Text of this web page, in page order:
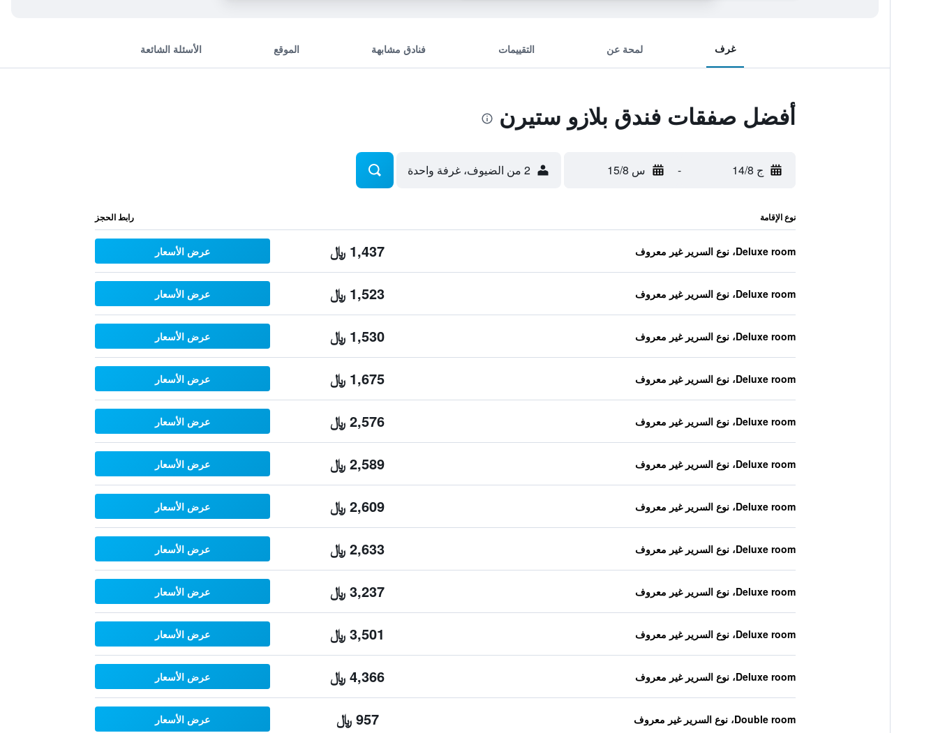
غرف لمحة عن التقييمات فنادق مشابهة الموقع الأسئلة الشائعة
أفضل صفقات فندق بلازو ستيرن
ج 14/8 - س 15/8 2 من الضيوف، غرفة واحدة
نوع الإقامة رابط الحجز
Deluxe room، نوع السرير غير معروف 1,437 ﷼ عرض الأسعار
Deluxe room، نوع السرير غير معروف 1,523 ﷼ عرض الأسعار
Deluxe room، نوع السرير غير معروف 1,530 ﷼ عرض الأسعار
Deluxe room، نوع السرير غير معروف 1,675 ﷼ عرض الأسعار
Deluxe room، نوع السرير غير معروف 2,576 ﷼ عرض الأسعار
Deluxe room، نوع السرير غير معروف 2,589 ﷼ عرض الأسعار
Deluxe room، نوع السرير غير معروف 2,609 ﷼ عرض الأسعار
Deluxe room، نوع السرير غير معروف 2,633 ﷼ عرض الأسعار
Deluxe room، نوع السرير غير معروف 3,237 ﷼ عرض الأسعار
Deluxe room، نوع السرير غير معروف 3,501 ﷼ عرض الأسعار
Deluxe room، نوع السرير غير معروف 4,366 ﷼ عرض الأسعار
Double room، نوع السرير غير معروف 957 ﷼ عرض الأسعار